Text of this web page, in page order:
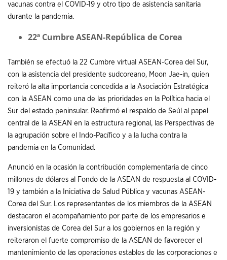
vacunas contra el COVID-19 y otro tipo de asistencia sanitaria
durante la pandemia.
22ª Cumbre ASEAN-República de Corea
También se efectuó la 22 Cumbre virtual ASEAN-Corea del Sur,
con la asistencia del presidente sudcoreano, Moon Jae-in, quien
reiteró la alta importancia concedida a la Asociación Estratégica
con la ASEAN como una de las prioridades en la Política hacia el
Sur del estado peninsular. Reafirmó el respaldo de Seúl al papel
central de la ASEAN en la estructura regional, las Perspectivas de
la agrupación sobre el Indo-Pacífico y a la lucha contra la
pandemia en la Comunidad.
Anunció en la ocasión la contribución complementaria de cinco
millones de dólares al Fondo de la ASEAN de respuesta al COVID-
19 y también a la Iniciativa de Salud Pública y vacunas ASEAN-
Corea del Sur. Los representantes de los miembros de la ASEAN
destacaron el acompañamiento por parte de los empresarios e
inversionistas de Corea del Sur a los gobiernos en la región y
reiteraron el fuerte compromiso de la ASEAN de favorecer el
mantenimiento de las operaciones estables de las corporaciones e